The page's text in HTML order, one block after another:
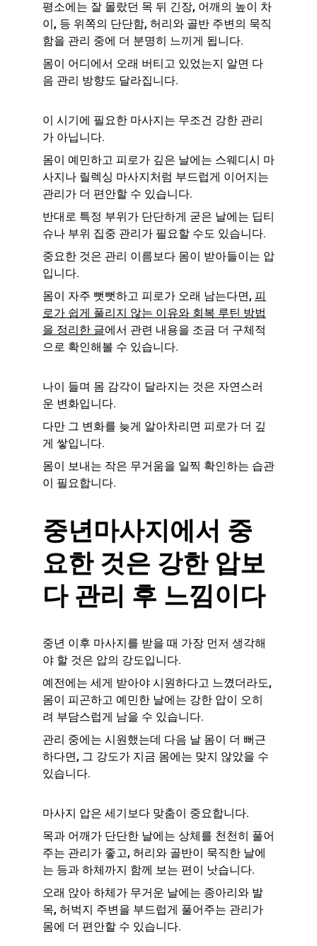
평소에는 잘 몰랐던 목 뒤 긴장, 어깨의 높이 차
이, 등 위쪽의 단단함, 허리와 골반 주변의 묵직
함을 관리 중에 더 분명히 느끼게 됩니다.
몸이 어디에서 오래 버티고 있었는지 알면 다
음 관리 방향도 달라집니다.
이 시기에 필요한 마사지는 무조건 강한 관리
가 아닙니다.
몸이 예민하고 피로가 깊은 날에는 스웨디시 마
사지나 릴렉싱 마사지처럼 부드럽게 이어지는
관리가 더 편안할 수 있습니다.
반대로 특정 부위가 단단하게 굳은 날에는 딥티
슈나 부위 집중 관리가 필요할 수도 있습니다.
중요한 것은 관리 이름보다 몸이 받아들이는 압
입니다.
몸이 자주 뻣뻣하고 피로가 오래 남는다면, 피
로가 쉽게 풀리지 않는 이유와 회복 루틴 방법
을 정리한 글에서 관련 내용을 조금 더 구체적
으로 확인해볼 수 있습니다.
나이 들며 몸 감각이 달라지는 것은 자연스러
운 변화입니다.
다만 그 변화를 늦게 알아차리면 피로가 더 깊
게 쌓입니다.
몸이 보내는 작은 무거움을 일찍 확인하는 습관
이 필요합니다.
중년마사지에서 중
요한 것은 강한 압보
다 관리 후 느낌이다
중년 이후 마사지를 받을 때 가장 먼저 생각해
야 할 것은 압의 강도입니다.
예전에는 세게 받아야 시원하다고 느꼈더라도,
몸이 피곤하고 예민한 날에는 강한 압이 오히
려 부담스럽게 남을 수 있습니다.
관리 중에는 시원했는데 다음 날 몸이 더 뻐근
하다면, 그 강도가 지금 몸에는 맞지 않았을 수
있습니다.
마사지 압은 세기보다 맞춤이 중요합니다.
목과 어깨가 단단한 날에는 상체를 천천히 풀어
주는 관리가 좋고, 허리와 골반이 묵직한 날에
는 등과 하체까지 함께 보는 편이 낫습니다.
오래 앉아 하체가 무거운 날에는 종아리와 발
목, 허벅지 주변을 부드럽게 풀어주는 관리가
몸에 더 편안할 수 있습니다.